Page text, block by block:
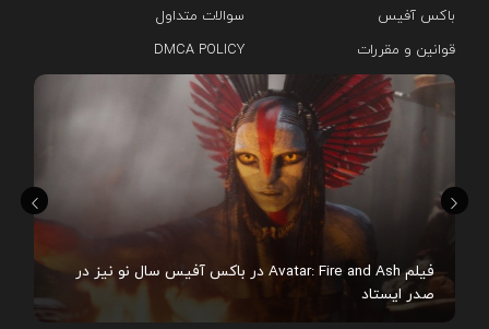
فیلم Avatar: Fire and Ash در باکس آفیس سال نو نیز در
صدر ایستاد
باکس آفیس
سوالات متداول
قوانین و مقررات
DMCA POLICY